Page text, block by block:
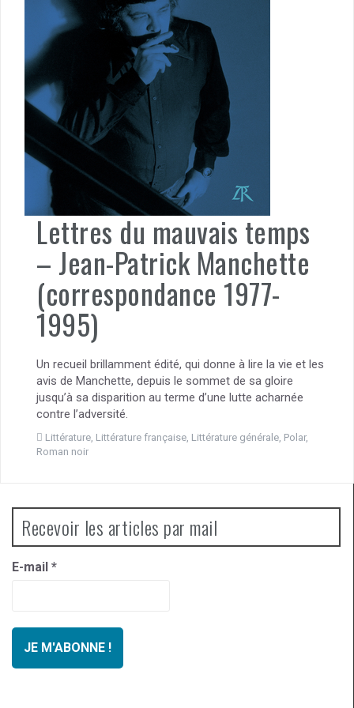
Lettres du mauvais temps
– Jean-Patrick Manchette
(correspondance 1977-
1995)
Un recueil brillamment édité, qui donne à lire la vie et les
avis de Manchette, depuis le sommet de sa gloire
jusqu’à sa disparition au terme d’une lutte acharnée
contre l’adversité.
Littérature, Littérature française, Littérature générale, Polar,
Roman noir
Recevoir les articles par mail
E-mail *